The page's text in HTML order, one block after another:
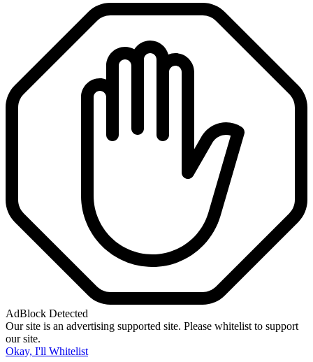
AdBlock Detected
Our site is an advertising supported site. Please whitelist to support
our site.
Okay, I'll Whitelist